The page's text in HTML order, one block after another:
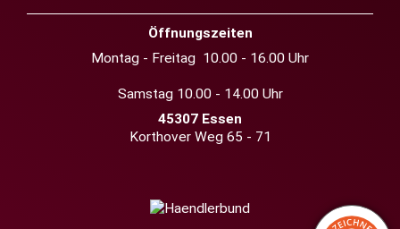
Öffnungszeiten
Montag - Freitag 10.00 - 16.00 Uhr
Samstag 10.00 - 14.00 Uhr
45307 Essen
Korthover Weg 65 - 71